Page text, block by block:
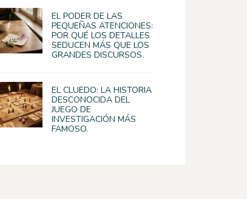
EL PODER DE LAS
PEQUEÑAS ATENCIONES:
POR QUÉ LOS DETALLES
SEDUCEN MÁS QUE LOS
GRANDES DISCURSOS.
EL CLUEDO: LA HISTORIA
DESCONOCIDA DEL
JUEGO DE
INVESTIGACIÓN MÁS
FAMOSO.